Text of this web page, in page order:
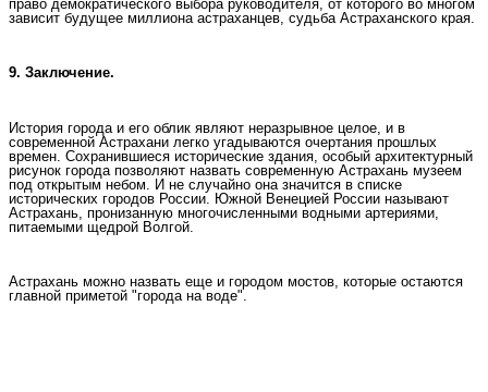
право демократического выбора руководителя, от которого во многом
зависит будущее миллиона астраханцев, судьба Астраханского края.
9. Заключение.
История города и его облик являют неразрывное целое, и в
современной Астрахани легко угадываются очертания прошлых
времен. Сохранившиеся исторические здания, особый архитектурный
рисунок города позволяют назвать современную Астрахань музеем
под открытым небом. И не случайно она значится в списке
исторических городов России. Южной Венецией России называют
Астрахань, пронизанную многочисленными водными артериями,
питаемыми щедрой Волгой.
Астрахань можно назвать еще и городом мостов, которые остаются
главной приметой "города на воде".